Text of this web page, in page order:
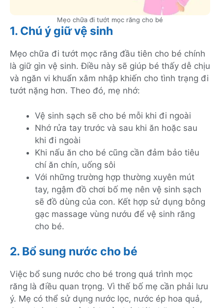
Mẹo chữa đi tướt mọc răng cho bé
1. Chú ý giữ vệ sinh
Mẹo chữa đi tướt mọc răng đầu tiên cho bé chính
là giữ gìn vệ sinh. Điều này sẽ giúp bé thấy dễ chịu
và ngăn vi khuẩn xâm nhập khiến cho tình trạng đi
tướt nặng hơn. Theo đó, mẹ nhớ:
Vệ sinh sạch sẽ cho bé mỗi khi đi ngoài
Nhớ rửa tay trước và sau khi ăn hoặc sau
khi đi ngoài
Khi nấu ăn cho bé cũng cần đảm bảo tiêu
chí ăn chín, uống sôi
Với những trường hợp thường xuyên mút
tay, ngậm đồ chơi bố mẹ nên vệ sinh sạch
sẽ đồ dùng của con. Kết hợp sử dụng bông
gạc massage vùng nướu để vệ sinh răng
cho bé.
2. Bổ sung nước cho bé
Việc bổ sung nước cho bé trong quá trình mọc
răng là điều quan trọng. Vì thế bố mẹ cần phải lưu
ý. Mẹ có thể sử dụng nước lọc, nước ép hoa quả,